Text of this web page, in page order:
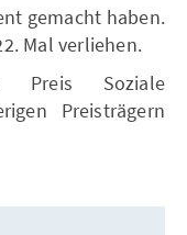
gemacht haben.
Mal verliehen.
Preis Soziale
Preisträgern